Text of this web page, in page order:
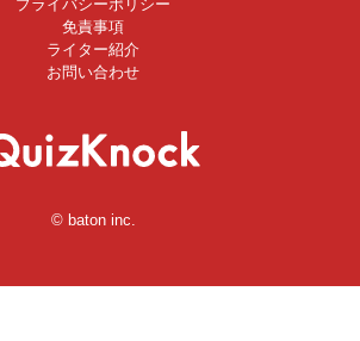
プライバシーポリシー
免責事項
ライター紹介
お問い合わせ
© baton inc.